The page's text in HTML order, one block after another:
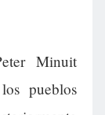
Minuit
pueblos